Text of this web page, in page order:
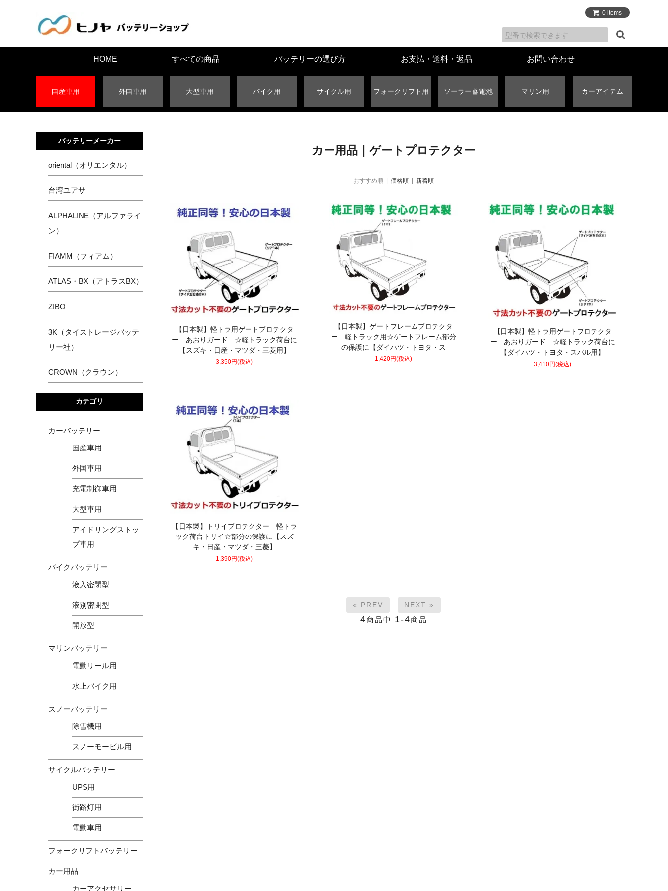
0 items
HOME すべての商品 バッテリーの選び方 お支払・送料・返品 お問い合わせ
国産車用 外国車用 大型車用 バイク用 サイクル用 フォークリフト用 ソーラー蓄電池 マリン用 カーアイテム
カー用品｜ゲートプロテクター
おすすめ順 | 価格順 新着順
【日本製】軽トラ用ゲートプロテクタ
ー あおりガード ☆軽トラック荷台に
【スズキ・日産・マツダ・三菱用】
3,350円(税込)
【日本製】ゲートフレームプロテクタ
ー 軽トラック用☆ゲートフレーム部分
の保護に【ダイハツ・トヨタ・ス
1,420円(税込)
【日本製】軽トラ用ゲートプロテクタ
ー あおりガード ☆軽トラック荷台に
【ダイハツ・トヨタ・スバル用】
3,410円(税込)
【日本製】トリイプロテクター 軽トラ
ック荷台トリイ☆部分の保護に【スズ
キ・日産・マツダ・三菱】
1,390円(税込)
« PREV NEXT »
4商品中 1-4商品
バッテリーメーカー
oriental（オリエンタル）
台湾ユアサ
ALPHALINE（アルファライ
ン）
FIAMM（フィアム）
ATLAS・BX（アトラスBX）
ZIBO
3K（タイストレージバッテ
リー社）
CROWN（クラウン）
カテゴリ
カーバッテリー
国産車用
外国車用
充電制御車用
大型車用
アイドリングストッ
プ車用
バイクバッテリー
液入密閉型
液別密閉型
開放型
マリンバッテリー
電動リール用
水上バイク用
スノーバッテリー
除雪機用
スノーモービル用
サイクルバッテリー
UPS用
街路灯用
電動車用
フォークリフトバッテリー
カー用品
カーアクセサリー